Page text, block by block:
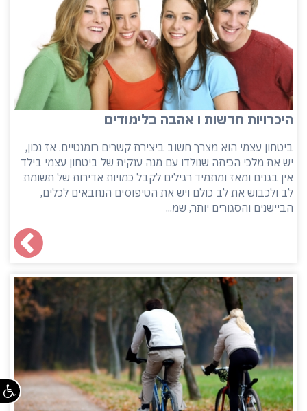
היכרויות חדשות ו אהבה בלימודים
ביטחון עצמי הוא מצרך חשוב ביצירת קשרים רומנטיים. אז נכון,
יש את מלכי הכיתה שנולדו עם מנה ענקית של ביטחון עצמי בילד
אין בגנים ומאז ומתמיד רגילים לקבל כמויות אדירות של תשומת
לב ולכבוש את לב כולם ויש את הטיפוסים הנחבאים לכלים,
הביישנים והסגורים יותר, שמ...